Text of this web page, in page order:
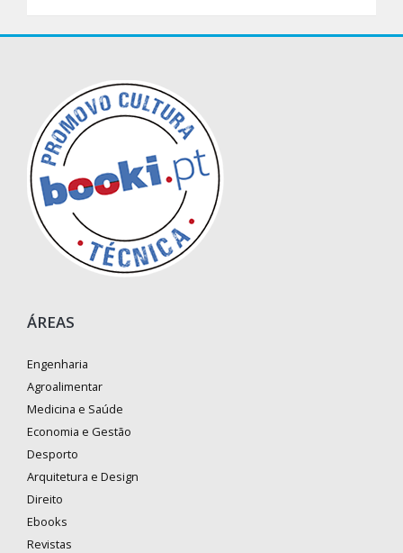
ÁREAS
Engenharia
Agroalimentar
Medicina e Saúde
Economia e Gestão
Desporto
Arquitetura e Design
Direito
Ebooks
Revistas